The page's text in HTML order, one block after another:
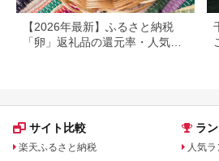
【2026年最新】ふるさと納税
「卵」返礼品の還元率・人気ラ
サイト比較
楽天ふるさと納税
ラ
人気